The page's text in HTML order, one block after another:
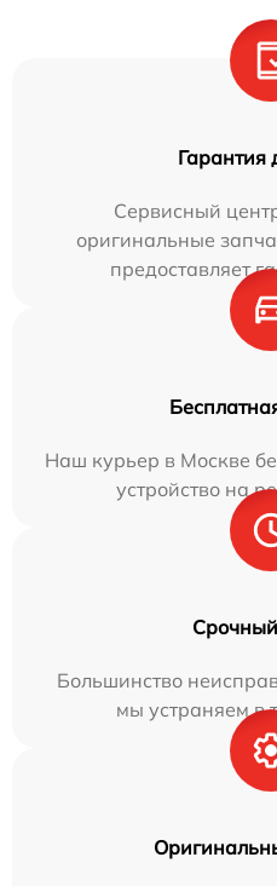
Гарантия
Сервисный
оригинальные
предоставляет
Наш курьер в Москве
устройство на
Большинство
мы устраняем в